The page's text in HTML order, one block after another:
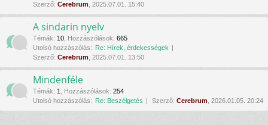
Szerző: Cerebrum , 2025.07.01. 15:40
A sindarin nyelv
Témák: 10 Hozzászólások: 665
Utolsó hozzászólás: Re: Hírek, érdekességek
Szerző: Cerebrum , 2025.07.01. 13:50
Mindenféle
Témák: 1 Hozzászólások: 254
Utolsó hozzászólás: Re: Beszélgetés Szerző: Cerebrum , 2026.01.05. 20:24